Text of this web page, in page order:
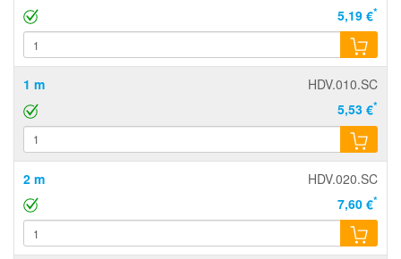
5,19 €*
1 m
HDV.010.SC
5,53 €*
2 m
HDV.020.SC
7,60 €*